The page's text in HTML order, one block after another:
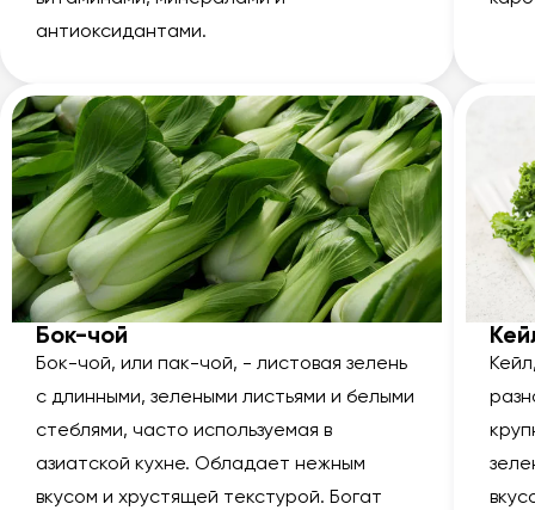
антиоксидантами.
Бок-чой
Бок-чой, или пак-чой, - листовая зелень
с длинными, зелеными листьями и белыми
стеблями, часто используемая в
азиатской кухне. Обладает нежным
вкусом и хрустящей текстурой. Богат